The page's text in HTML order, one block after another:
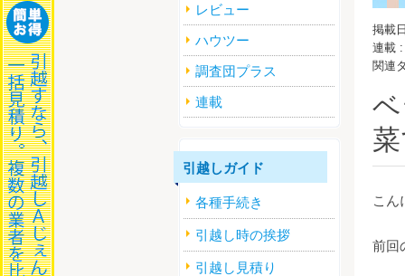
掲載
連載
関連
こん
前回
レビュー
ハウツー
調査団プラス
連載
引越しガイド
各種手続き
引越し時の挨拶
引越し見積り